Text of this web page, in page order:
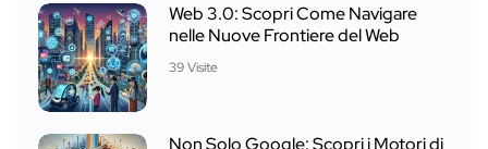
Web 3.0: Scopri Come Navigare
nelle Nuove Frontiere del Web
39 Visite
Non Solo Google: Scopri i Motori di